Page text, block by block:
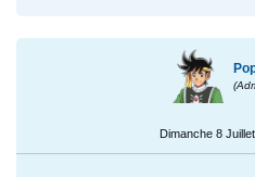
Dimanche 8